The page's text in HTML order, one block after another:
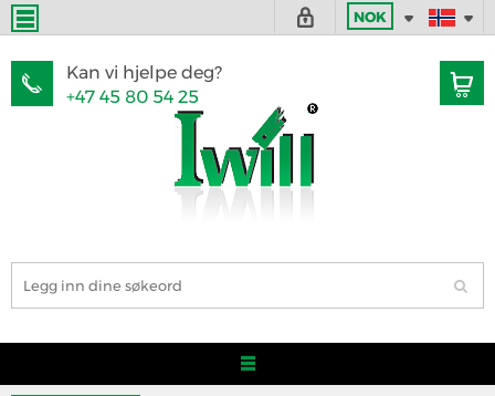
NOK
Kan vi hjelpe deg?
+47 45 80 54 25